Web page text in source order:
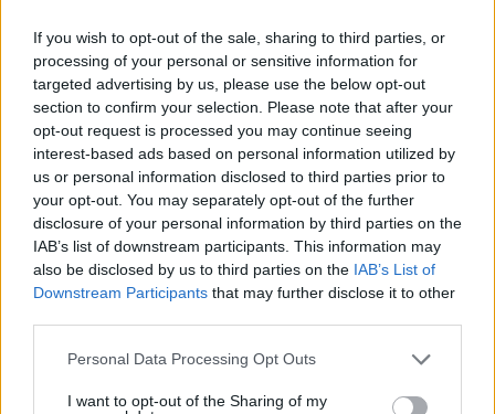
If you wish to opt-out of the sale, sharing to third parties, or
processing of your personal or sensitive information for
targeted advertising by us, please use the below opt-out
section to confirm your selection. Please note that after your
opt-out request is processed you may continue seeing
interest-based ads based on personal information utilized by
us or personal information disclosed to third parties prior to
your opt-out. You may separately opt-out of the further
disclosure of your personal information by third parties on the
IAB’s list of downstream participants. This information may
also be disclosed by us to third parties on the IAB’s List of
Downstream Participants that may further disclose it to other
Please note that this website/app uses one or more Google
not limited to your visit or usage behaviour. You may click to
Personal Data Processing Opt Outs
I want to opt-out of the Sharing of my
«Πόσα θέλεις για το κορίτσι;»: Τουρίστας στην
Κρήτη ζητά... τιμή για να ασελγήσει σε ανήλικη, τι
καταγγέλλει ο ιδιοκτήτης επιχείρησης
07.08.2026, 18:22